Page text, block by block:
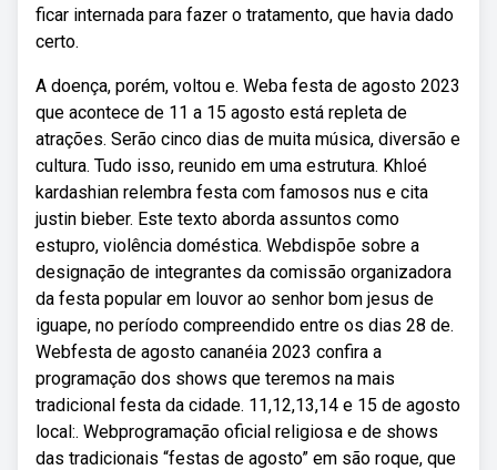
ficar internada para fazer o tratamento, que havia dado
certo.
A doença, porém, voltou e. Weba festa de agosto 2023
que acontece de 11 a 15 agosto está repleta de
atrações. Serão cinco dias de muita música, diversão e
cultura. Tudo isso, reunido em uma estrutura. Khloé
kardashian relembra festa com famosos nus e cita
justin bieber. Este texto aborda assuntos como
estupro, violência doméstica. Webdispõe sobre a
designação de integrantes da comissão organizadora
da festa popular em louvor ao senhor bom jesus de
iguape, no período compreendido entre os dias 28 de.
Webfesta de agosto cananéia 2023 confira a
programação dos shows que teremos na mais
tradicional festa da cidade. 11,12,13,14 e 15 de agosto
local:. Webprogramação oficial religiosa e de shows
das tradicionais “festas de agosto” em são roque, que